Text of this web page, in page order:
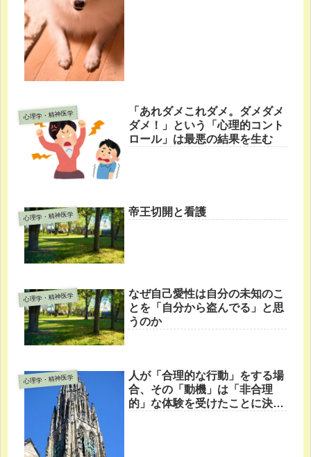
心理学・精神医学
「あれダメこれダメ。ダメダメ
ダメ！」という「心理的コント
ロール」は最悪の結果を生む
心理学・精神医学 帝王切開と看護
心理学・精神医学
なぜ自己愛性は自分の未知のこ
とを「自分から盗んでる」と思
うのか
心理学・精神医学
人が「合理的な行動」をする場
合、その「動機」は「非合理
的」な体験を受けたことに決っ